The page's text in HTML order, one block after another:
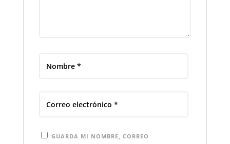
GUARDA MI NOMBRE, CORREO